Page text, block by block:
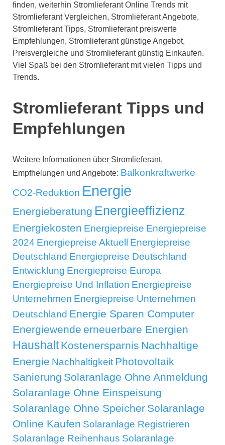
finden, weiterhin Stromlieferant Online Trends mit
Stromlieferant Vergleichen, Stromlieferant Angebote,
Stromlieferant Tipps, Stromlieferant preiswerte
Empfehlungen, Stromlieferant günstige Angebot,
Preisvergleiche und Stromlieferant günstig Einkaufen.
Viel Spaß bei den Stromlieferant mit vielen Tipps und
Trends.
Stromlieferant Tipps und
Empfehlungen
Weitere Informationen über Stromlieferant,
Empfhelungen und Angebote: Balkonkraftwerke
CO2-Reduktion Energie
Energieberatung Energieeffizienz
Energiekosten Energiepreise Energiepreise
2024 Energiepreise Aktuell
Energiepreise
Deutschland Energiepreise Deutschland
Entwicklung Energiepreise Europa
Energiepreise Und Inflation Energiepreise
Unternehmen Energiepreise Unternehmen
Deutschland Energie Sparen Computer
Energiewende erneuerbare Energien
Haushalt Kostenersparnis Nachhaltige
Energie Nachhaltigkeit Photovoltaik
Sanierung Solaranlage Ohne Anmeldung
Solaranlage Ohne Einspeisung
Solaranlage Ohne Speicher Solaranlage
Online Kaufen Solaranlage Registrieren
Solaranlage Reihenhaus Solaranlage